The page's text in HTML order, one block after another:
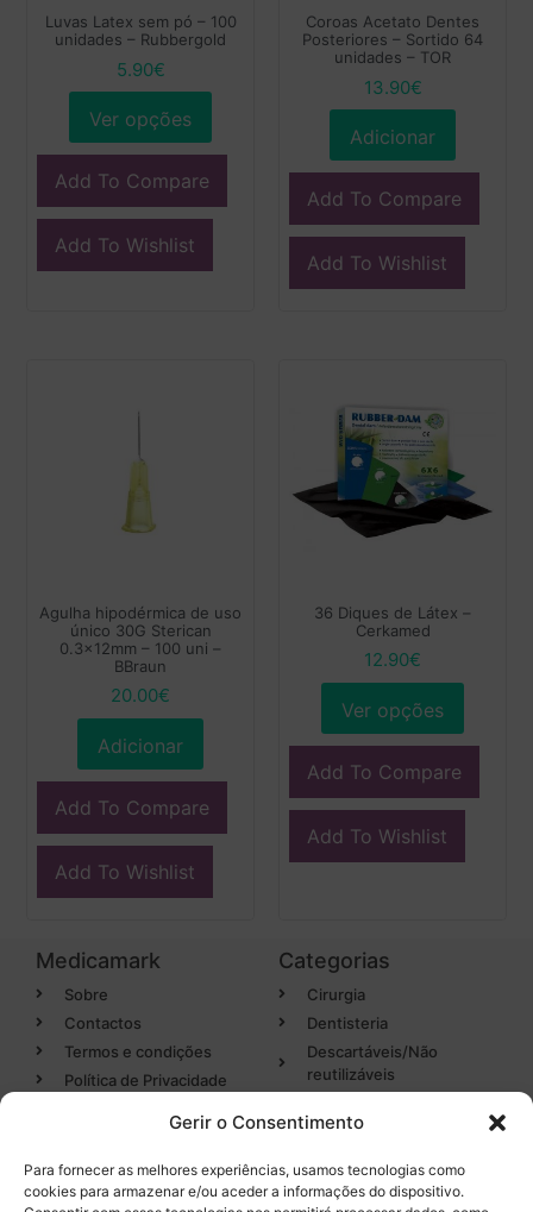
Gerir o Consentimento
Para fornecer as melhores experiências, usamos tecnologias como
cookies para armazenar e/ou aceder a informações do dispositivo.
Luvas Latex sem pó – 100
unidades – Rubbergold
5.90€
Ver opções
Add To Compare
Add To Wishlist
Coroas Acetato Dentes
Posteriores – Sortido 64
unidades – TOR
13.90€
Adicionar
Add To Compare
Add To Wishlist
Agulha hipodérmica de uso
único 30G Sterican
0.3x12mm – 100 uni –
BBraun
20.00€
Adicionar
Add To Compare
Add To Wishlist
36 Diques de Látex –
Cerkamed
12.90€
Ver opções
Add To Compare
Add To Wishlist
Medicamark
Sobre
Contactos
Termos e condições
Política de Privacidade
Categorias
Cirurgia
Dentisteria
Descartáveis/Não
reutilizáveis
Desinfectantes